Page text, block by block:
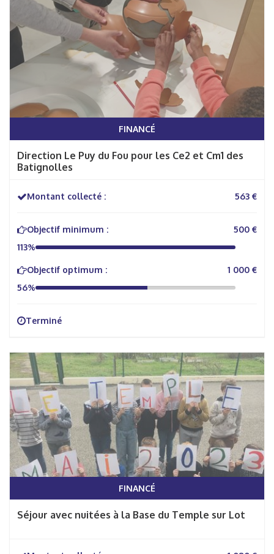
FINANCÉ
Direction Le Puy du Fou pour les Ce2 et Cm1 des
Batignolles
Montant collecté : 563 €
Objectif minimum :
500 €
113%
Objectif optimum :
1 000 €
56%
Terminé
FINANCÉ
Séjour avec nuitées à la Base du Temple sur Lot